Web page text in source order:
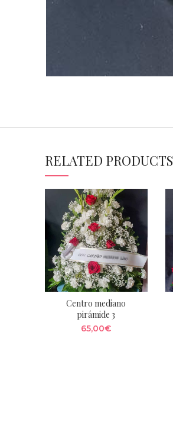
RELATED PRODUCTS
Centro mediano
pirámide 3
65,00€